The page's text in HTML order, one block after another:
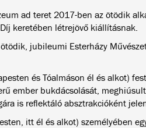
ad teret 2017-ben az ötödik
keretében létrejövő kiállításnak.
ötödik, jubileumi Esterházy
és Tóalmáson él és alkot)
ember bukdácsolását,
is reflektáló absztrakcióként
itt él és alkot) személyében